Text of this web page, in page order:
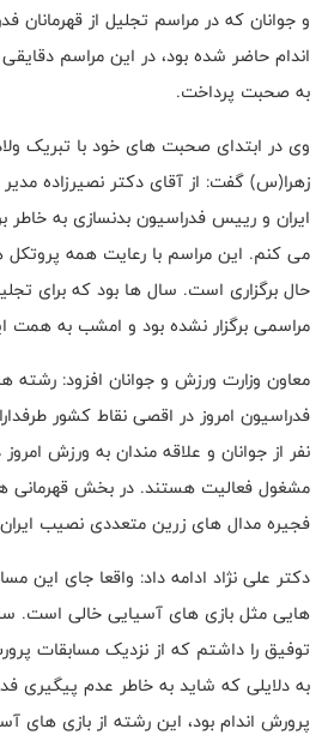
و جوانان که در مراسم تجلیل از قهرمانان
اندام حاضر شده بود، در این مراسم
به صحبت پرداخت.
وی در ابتدای صحبت های خود با تبریک
زهرا(س) گفت: از آقای دکتر نصیرزاده
ایران و رییس فدراسیون بدنسازی به خاطر
می کنم. این مراسم با رعایت همه پروتکل
حال برگزاری است. سال ها بود که برای
مراسمی برگزار نشده بود و امشب به همت
معاون وزارت ورزش و جوانان افزود: رشته
فدراسیون امروز در اقصی نقاط کشور
نفر از جوانان و علاقه مندان به ورزش
مشغول فعالیت هستند. در بخش قهرمانی
فجیره مدال های زرین متعددی نصیب
دکتر علی نژاد ادامه داد: واقعا جای این
توفیق را داشتم که از نزدیک مسابقات
به دلایلی که شاید به خاطر عدم پیگیری
پرورش اندام بود، این رشته از بازی های